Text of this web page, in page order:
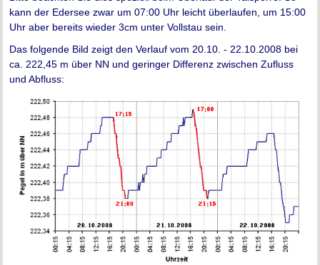
kann der Edersee zwar um 07:00 Uhr leicht überlaufen, um 15:00
Uhr aber bereits wieder 3cm unter Vollstau sein.
Das folgende Bild zeigt den Verlauf vom 20.10. - 22.10.2008 bei
ca. 222,45 m über NN und geringer Differenz zwischen Zufluss
und Abfluss: